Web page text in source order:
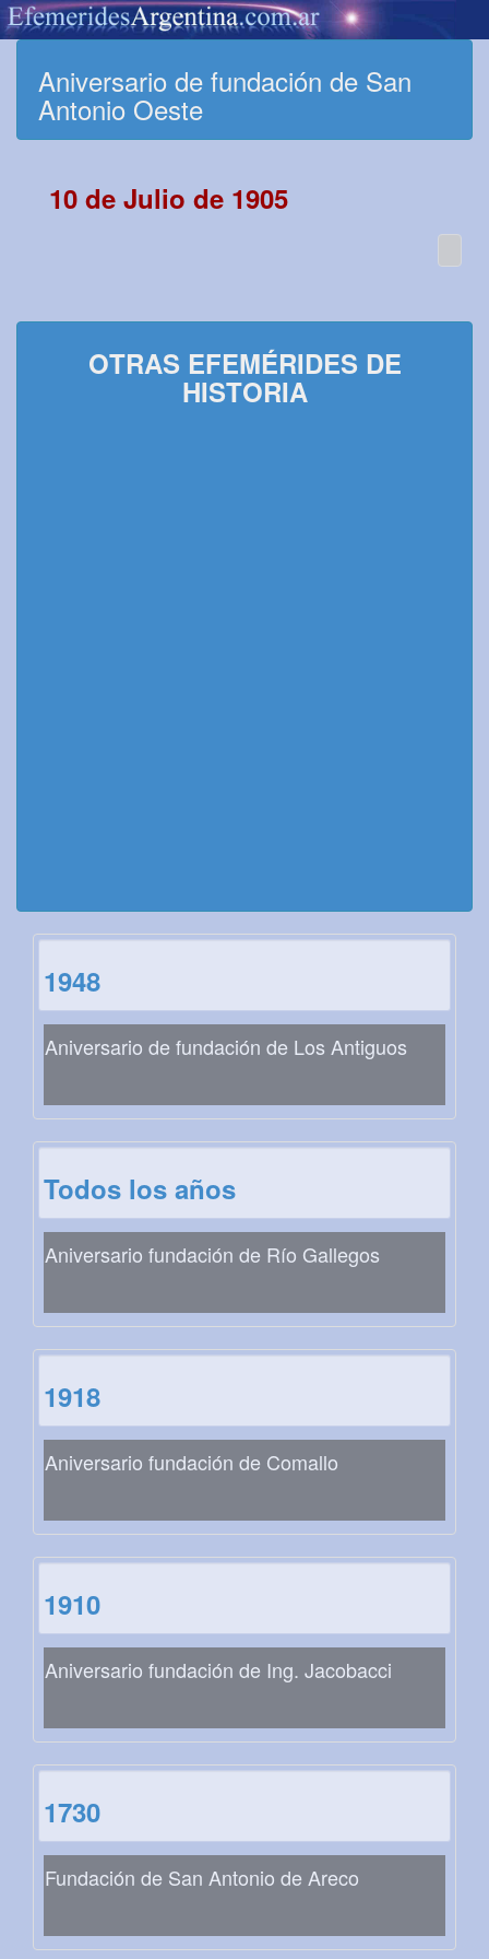
Aniversario de fundación de San
Antonio Oeste
10 de Julio de 1905
OTRAS EFEMÉRIDES DE
HISTORIA
1948
Aniversario de fundación de Los Antiguos
Todos los años
Aniversario fundación de Río Gallegos
1918
Aniversario fundación de Comallo
1910
Aniversario fundación de Ing. Jacobacci
1730
Fundación de San Antonio de Areco